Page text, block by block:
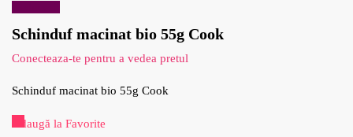
Schinduf macinat bio 55g Cook
Conecteaza-te pentru a vedea pretul
Schinduf macinat bio 55g Cook
Adaugă la Favorite